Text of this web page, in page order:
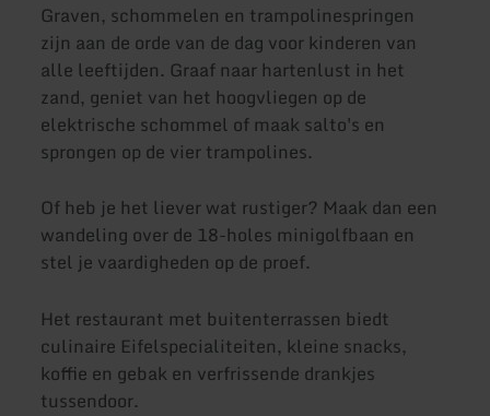
Graven, schommelen en trampolinespringen
zijn aan de orde van de dag voor kinderen van
alle leeftijden. Graaf naar hartenlust in het
zand, geniet van het hoogvliegen op de
elektrische schommel of maak salto's en
sprongen op de vier trampolines.
Of heb je het liever wat rustiger? Maak dan een
wandeling over de 18-holes minigolfbaan en
stel je vaardigheden op de proef.
Het restaurant met buitenterrassen biedt
culinaire Eifelspecialiteiten, kleine snacks,
koffie en gebak en verfrissende drankjes
tussendoor.